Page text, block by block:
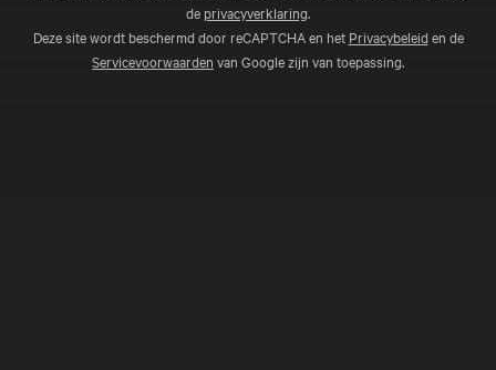
de privacyverklaring.
Deze site wordt beschermd door reCAPTCHA en het Privacybeleid en de
Servicevoorwaarden van Google zijn van toepassing.